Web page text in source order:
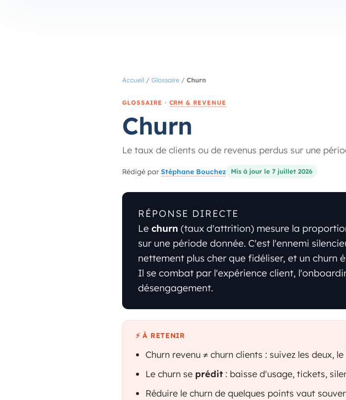
Accueil / Glossaire / Churn
GLOSSAIRE · CRM & REVENUE
Churn
Le taux de clients ou de revenus perdus sur une
Rédigé par Stéphane Bouchez Mis à jour le 7 juillet 2026
RÉPONSE DIRECTE
Le churn (taux d'attrition) mesure la
sur une période donnée. C'est l'ennemi
nettement plus cher que fidéliser, et un churn
Il se combat par l'expérience client,
désengagement.
⚡ À RETENIR
Churn revenu ≠ churn clients : suivez les deux,
Le churn se prédit : baisse d'usage, tickets,
Réduire le churn de quelques points vaut